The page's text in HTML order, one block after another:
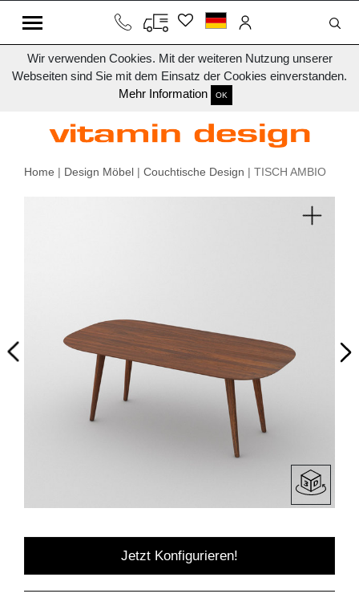
Wir verwenden Cookies. Mit der weiteren Nutzung unserer
Webseiten sind Sie mit dem Einsatz der Cookies einverstanden.
Mehr Information
OK
Home | Design Möbel | Couchtische Design | TISCH AMBIO
Jetzt Konfigurieren!